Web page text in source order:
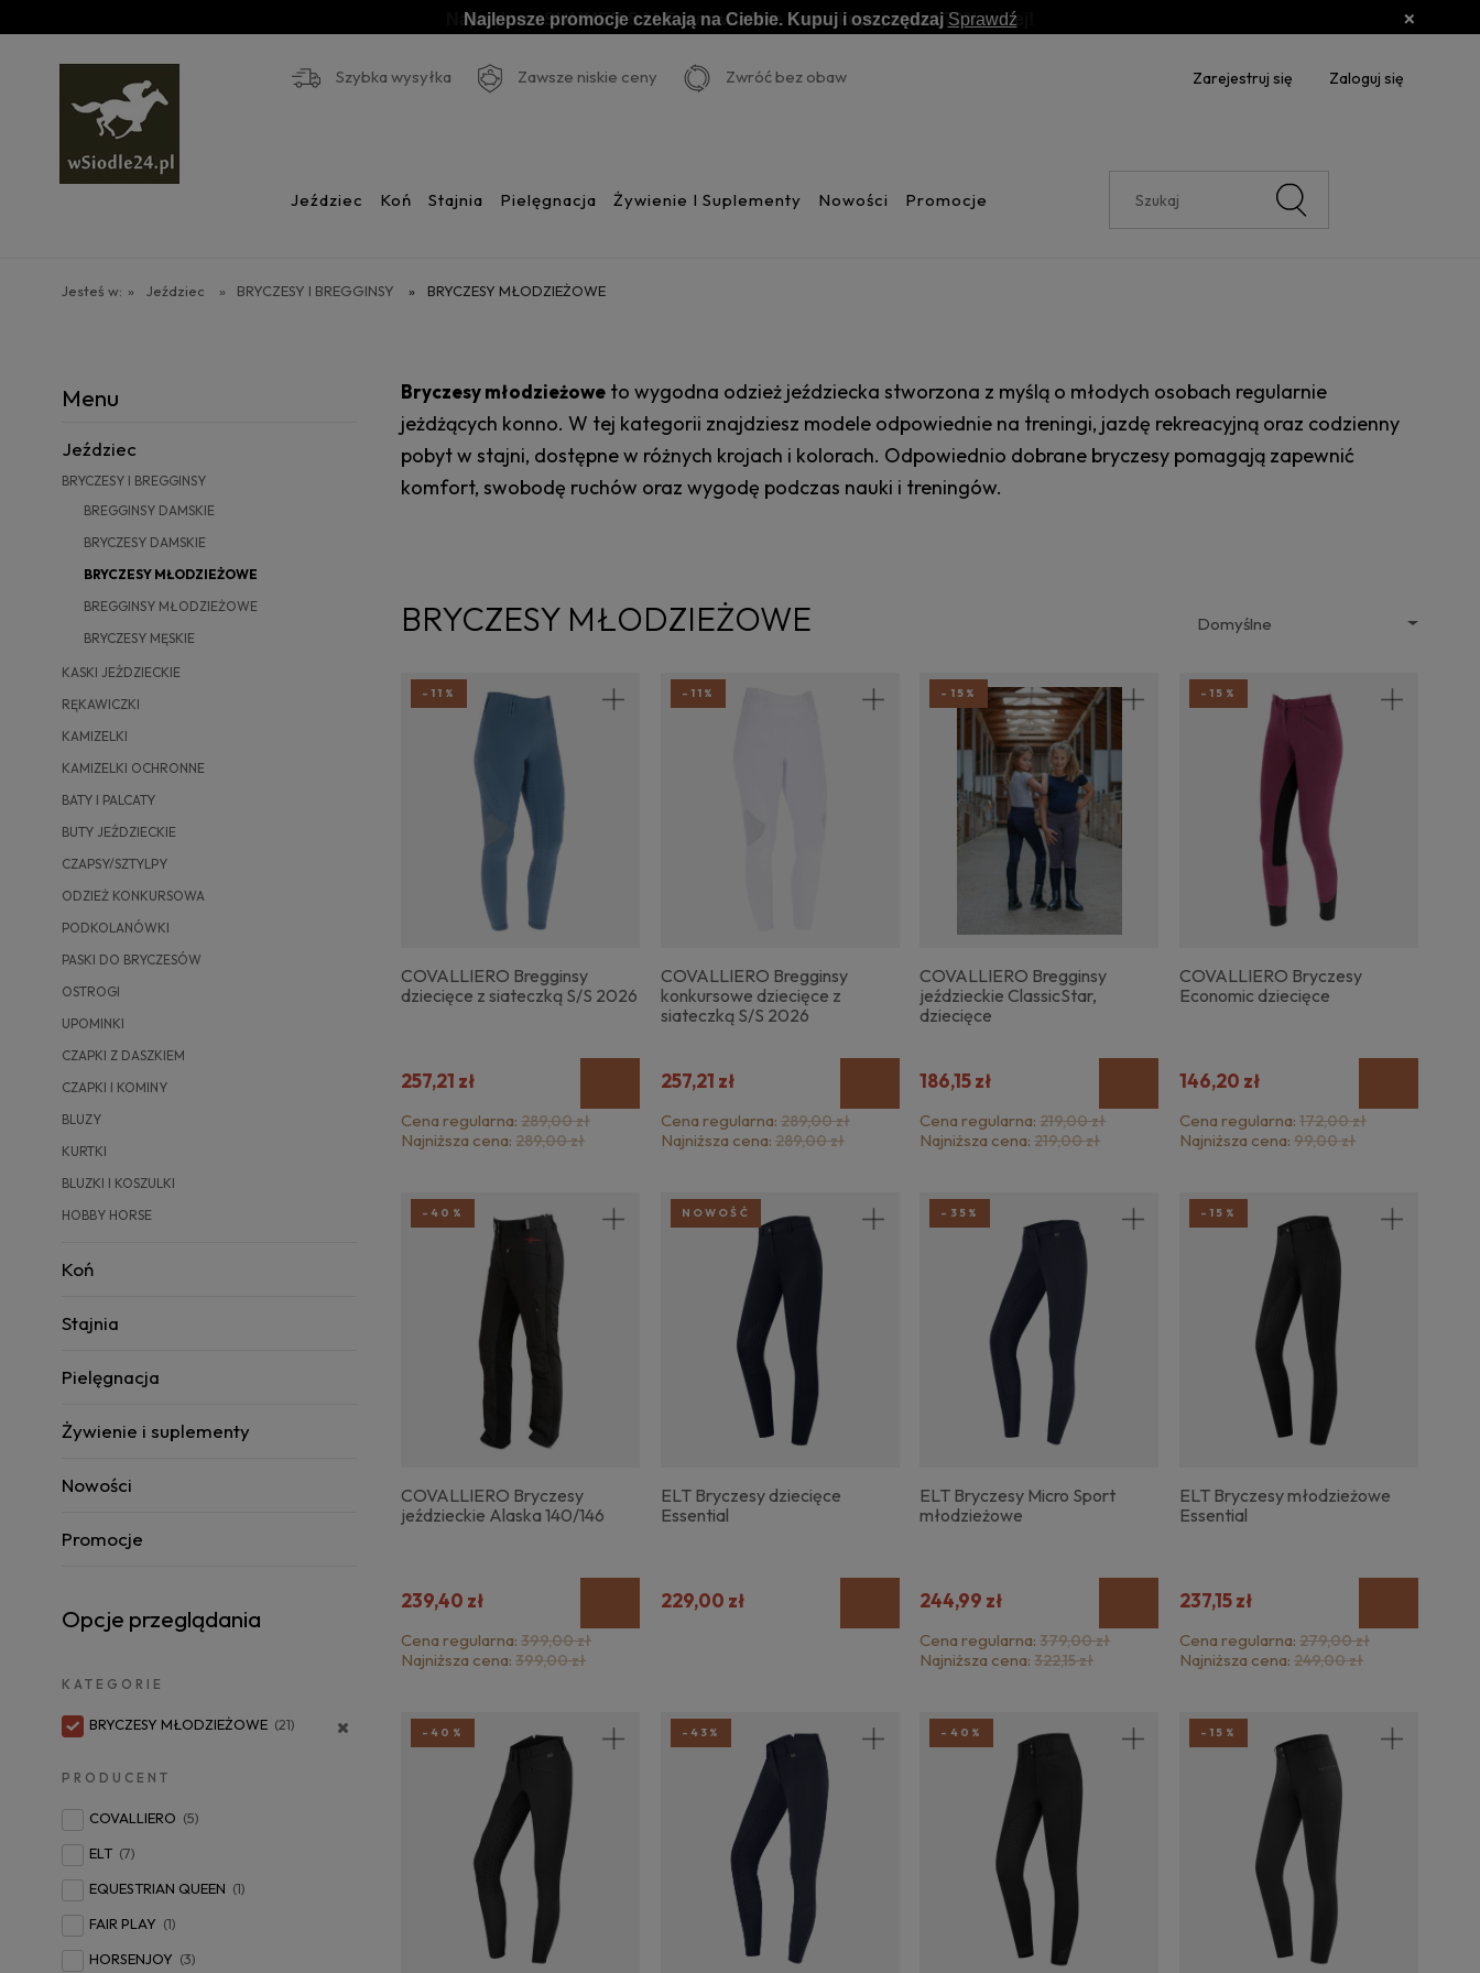
Najlepsze promocje czekają na Ciebie. Kupuj i oszczędzaj Sprawdź
Szybka wysyłka Zawsze niskie ceny Zwróć bez obaw Zarejestruj się Zaloguj się
Jeździec Koń Stajnia Pielęgnacja Żywienie I Suplementy Nowości Promocje
Jesteś w: » Jeździec » BRYCZESY I BREGGINSY » BRYCZESY MŁODZIEŻOWE
Menu
Jeździec
BRYCZESY I BREGGINSY
BREGGINSY DAMSKIE
BRYCZESY DAMSKIE
BRYCZESY MŁODZIEŻOWE
BREGGINSY MŁODZIEŻOWE
BRYCZESY MĘSKIE
KASKI JEŹDZIECKIE
RĘKAWICZKI
KAMIZELKI
KAMIZELKI OCHRONNE
BATY I PALCATY
BUTY JEŹDZIECKIE
CZAPSY/SZTYLPY
ODZIEŻ KONKURSOWA
PODKOLANÓWKI
PASKI DO BRYCZESÓW
OSTROGI
UPOMINKI
CZAPKI Z DASZKIEM
CZAPKI I KOMINY
BLUZY
KURTKI
BLUZKI I KOSZULKI
HOBBY HORSE
Koń
Stajnia
Pielęgnacja
Żywienie i suplementy
Nowości
Promocje
Opcje przeglądania
KATEGORIE
BRYCZESY MŁODZIEŻOWE (21)
PRODUCENT
COVALLIERO (5)
ELT (7)
EQUESTRIAN QUEEN (1)
FAIR PLAY (1)
HORSENJOY (3)
Bryczesy młodzieżoweto wygodna odzież jeździecka stworzona z myślą o młodych osobach regularnie
jeżdżących konno. W tej kategorii znajdziesz modele odpowiednie na treningi, jazdę rekreacyjną oraz codzienny
pobyt w stajni, dostępne w różnych krojach i kolorach. Odpowiednio dobrane bryczesy pomagają zapewnić
komfort, swobodę ruchów oraz wygodę podczas nauki i treningów.
BRYCZESY MŁODZIEŻOWE
COVALLIERO Bregginsy
dziecięce z siateczką S/S 2026
257,21 zł
Cena regularna:289,00 zł
Najniższa cena:289,00 zł
-11%
COVALLIERO Bregginsy
konkursowe dziecięce z
siateczką S/S 2026
257,21 zł
Cena regularna: 289,00 zł
Najniższa cena: 289,00 zł
-11%
COVALLIERO Bregginsy
jeździeckie ClassicStar,
dziecięce
186,15 zł
Cena regularna:219,00 zł
Najniższa cena:219,00 zł
-15%
COVALLIERO Bryczesy
Economic dziecięce
146,20 zł
Cena regularna:172,00 zł
Najniższa cena:99,00 zł
-15%
COVALLIERO Bryczesy
jeździeckie Alaska 140/146
239,40 zł
Cena regularna:399,00 zł
Najniższa cena:399,00 zł
-40%
ELT Bryczesy dziecięce
Essential
229,00 zł
NOWOŚĆ
ELT Bryczesy Micro Sport
młodzieżowe
244,99 zł
Cena regularna:379,00 zł
Najniższa cena:322,15 zł
-35%
ELT Bryczesy młodzieżowe
Essential
237,15 zł
Cena regularna:279,00 zł
Najniższa cena:249,00 zł
-15%
-40% -43% -40% -15%